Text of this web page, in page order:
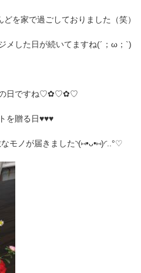
を家で過ごしておりました（笑）
メした日が続いてますね(´；ω；`)
の日ですね♡✿♡✿♡
を贈る日♥♥♥
モノが届きました◝(⑅•ᴗ•⑅)◜..°♡